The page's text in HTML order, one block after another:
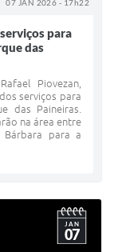
07 JAN 2026 - 17h22
para
das
Piovezan,
serviços para
das Paineiras.
na área entre
Bárbara para a
JAN
07